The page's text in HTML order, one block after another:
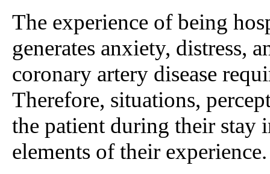
The experience of being
generates anxiety, distress,
coronary artery disease
Therefore, situations,
the patient during their stay
elements of their experience.